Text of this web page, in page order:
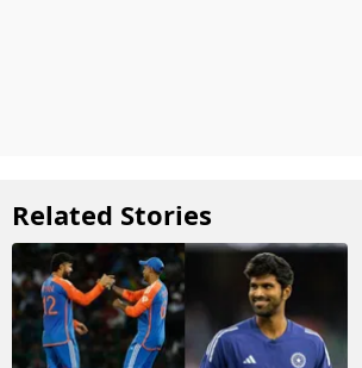
Related Stories